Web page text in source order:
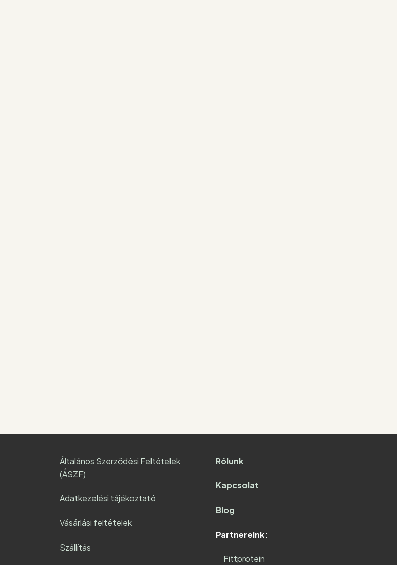
Általános Szerződési Feltételek
(ÁSZF)
Adatkezelési tájékoztató
Vásárlási feltételek
Szállítás
Rólunk
Kapcsolat
Blog
Partnereink:
Fittprotein